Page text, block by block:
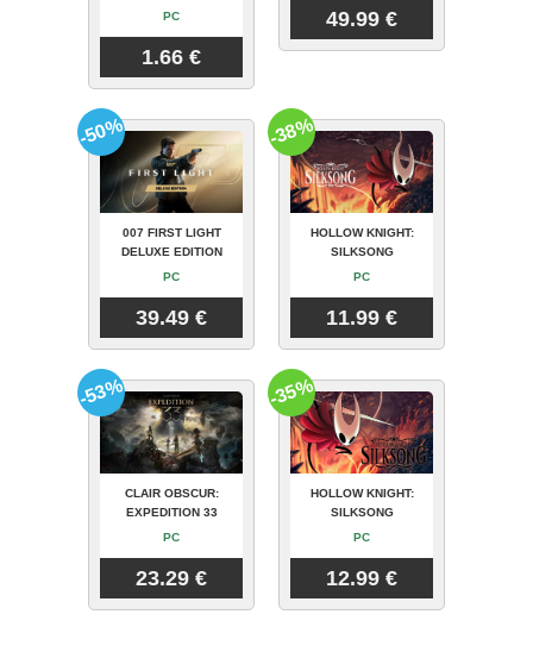
PC
1.66 €
49.99 €
007 FIRST LIGHT
DELUXE EDITION
PC
39.49 €
-50%
HOLLOW KNIGHT:
SILKSONG
PC
11.99 €
-38%
CLAIR OBSCUR:
EXPEDITION 33
PC
23.29 €
-53%
HOLLOW KNIGHT:
SILKSONG
PC
12.99 €
-35%